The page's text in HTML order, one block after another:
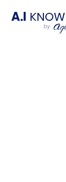
A.I KNOW
by